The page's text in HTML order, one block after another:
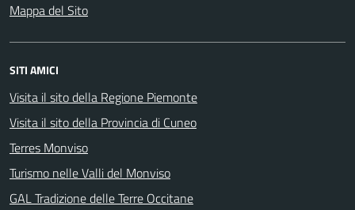
Mappa del Sito
SITI AMICI
Visita il sito della Regione Piemonte
Visita il sito della Provincia di Cuneo
Terres Monviso
Turismo nelle Valli del Monviso
GAL Tradizione delle Terre Occitane